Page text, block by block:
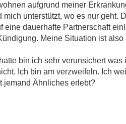
aufgrund meiner
unterstützt, wo es nur geht.
dauerhafte Partnerschaft
Meine Situation ist
bin ich sehr verunsichert
Ich bin am verzweifeln. Ich
jemand Ähnliches erlebt?